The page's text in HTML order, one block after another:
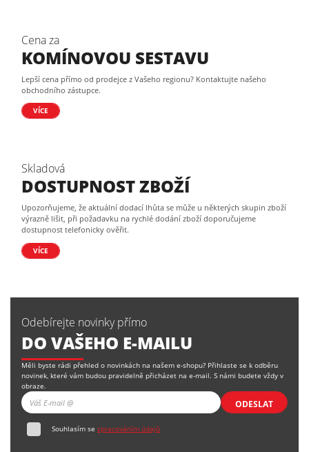
Cena za
KOMÍNOVOU SESTAVU
Lepší cena přímo od prodejce z Vašeho regionu? Kontaktujte našeho
obchodního zástupce.
VÍCE
Skladová
DOSTUPNOST ZBOŽÍ
Upozorňujeme, že aktuální dodací lhůta se může u některých skupin zboží
výrazně lišit, při požadavku na rychlé dodání zboží doporučujeme
dostupnost telefonicky ověřit.
VÍCE
Odebírejte novinky přímo
DO VAŠEHO E-MAILU
Měli byste rádi přehled o novinkách na našem e-shopu? Přihlaste se k odběru
novinek, které vám budou pravidelně přicházet na e-mail. S námi budete vždy v
obraze.
ODESLAT
Souhlasím se zpracováním údajů